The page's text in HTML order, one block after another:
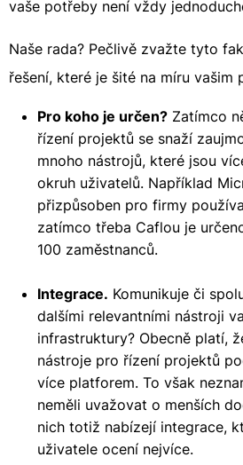
vaše potřeby není vždy
Naše rada? Pečlivě zvažte tyto
řešení, které je šité na míru vašim
Pro koho je určen? Zatímco
řízení projektů se snaží
mnoho nástrojů, které jsou
okruh uživatelů. Například
přizpůsoben pro firmy
zatímco třeba Caflou je
100 zaměstnanců.
Integrace. Komunikuje či
dalšími relevantními nástroji
infrastruktury? Obecně platí,
nástroje pro řízení projektů
více platforem. To však
neměli uvažovat o menších
nich totiž nabízejí integrace,
uživatele ocení nejvíce.